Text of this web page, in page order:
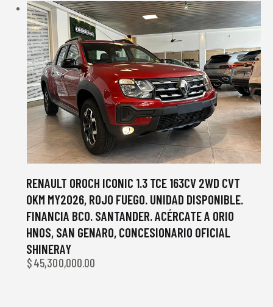
RENAULT OROCH ICONIC 1.3 TCE 163CV 2WD CVT
0KM MY2026, ROJO FUEGO. UNIDAD DISPONIBLE.
FINANCIA BCO. SANTANDER. ACÉRCATE A ORIO
HNOS, SAN GENARO, CONCESIONARIO OFICIAL
SHINERAY
$45,300,000.00